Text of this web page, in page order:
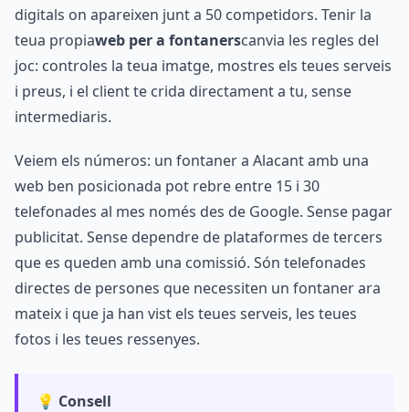
digitals on apareixen junt a 50 competidors. Tenir la
teua propiaweb per a fontanerscanvia les regles del
joc: controles la teua imatge, mostres els teues serveis
i preus, i el client te crida directament a tu, sense
intermediaris.
Veiem els números: un fontaner a Alacant amb una
web ben posicionada pot rebre entre 15 i 30
telefonades al mes només des de Google. Sense pagar
publicitat. Sense dependre de plataformes de tercers
que es queden amb una comissió. Són telefonades
directes de persones que necessiten un fontaner ara
mateix i que ja han vist els teues serveis, les teues
fotos i les teues ressenyes.
💡 Consell